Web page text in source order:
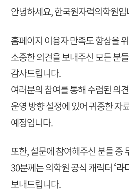
안녕하세요, 한국원자력의학원입
홈페이지 이용자 만족도 향상을
소중한 의견을 보내주신 모든 분
감사드립니다.
여러분의 참여를 통해 수렴된 의
운영 방향 설정에 있어 귀중한 자
예정입니다.
또한, 설문에 참여해주신 분들 중
30분께는 의학원 공식 캐릭터‘라
보내드립니다.